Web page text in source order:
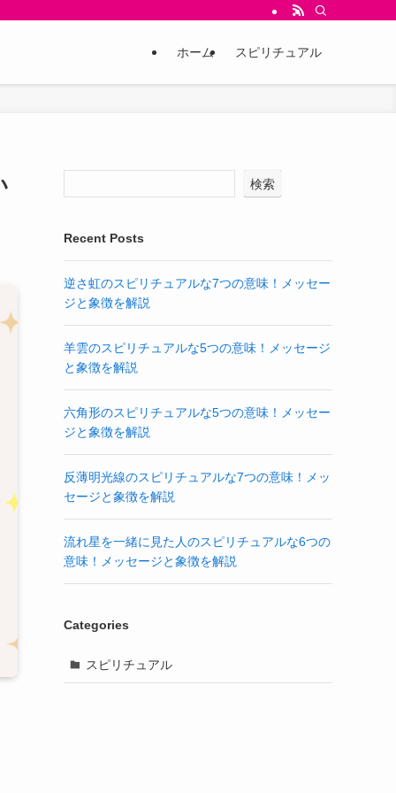
ホーム スピリチュアル
検索
Recent Posts
逆さ虹のスピリチュアルな7つの意味！メッセー
ジと象徴を解説
羊雲のスピリチュアルな5つの意味！メッセージ
と象徴を解説
六角形のスピリチュアルな5つの意味！メッセー
ジと象徴を解説
反薄明光線のスピリチュアルな7つの意味！メッ
セージと象徴を解説
流れ星を一緒に見た人のスピリチュアルな6つの
意味！メッセージと象徴を解説
Categories
スピリチュアル